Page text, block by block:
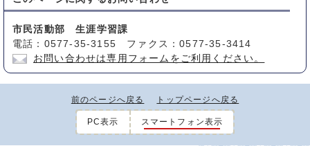
市民活動部 生涯学習課
電話：0577-35-3155 ファクス：0577-35-3414
お問い合わせは専用フォームをご利用ください。
前のページへ戻る トップページへ戻る
PC表示 スマートフォン表示